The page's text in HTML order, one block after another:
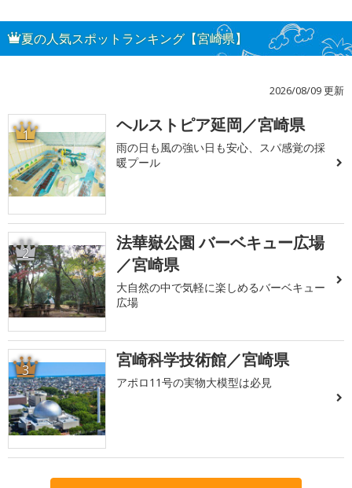
夏の人気スポットランキング【宮崎県】
2026/08/09 更新
1 ヘルストピア延岡／宮崎県
雨の日も風の強い日も安心、スパ感覚の採
暖プール
2
法華嶽公園 バーベキュー広場
／宮崎県
大自然の中で気軽に楽しめるバーベキュー
広場
3 宮崎科学技術館／宮崎県
アポロ11号の実物大模型は必見